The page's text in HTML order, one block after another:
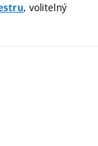
, volitelný